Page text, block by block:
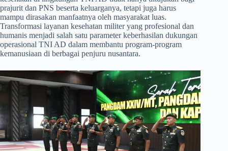
prajurit dan PNS beserta keluarganya, tetapi juga harus
mampu dirasakan manfaatnya oleh masyarakat luas.
Transformasi layanan kesehatan militer yang profesional dan
humanis menjadi salah satu parameter keberhasilan dukungan
operasional TNI AD dalam membantu program-program
kemanusiaan di berbagai penjuru nusantara.